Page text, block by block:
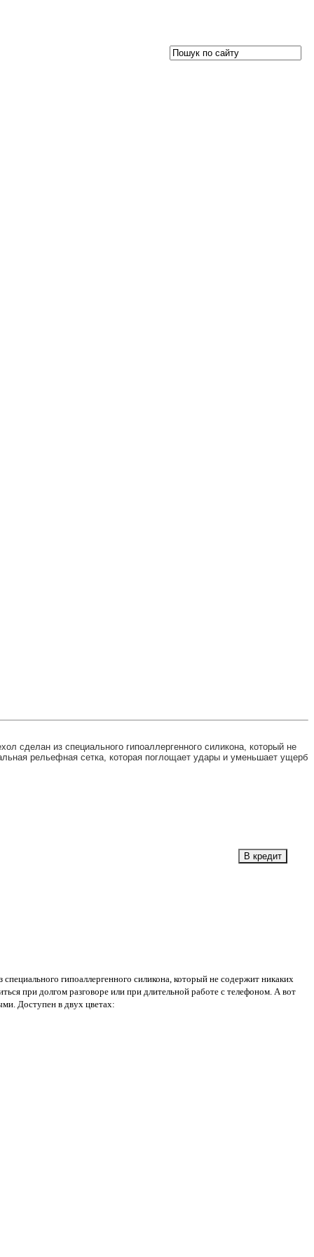
сделан из специального гипоаллергенного силикона, который не
рельефная сетка, которая поглощает удары и уменьшает ущерб
гипоаллергенного силикона, который не содержит никаких
при долгом разговоре или при длительной работе с телефоном. А вот
Доступен в двух цветах: